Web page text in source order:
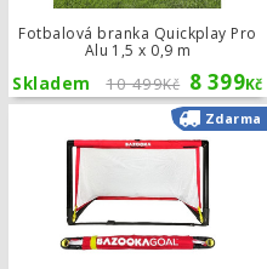
Fotbalová branka Quickplay Pro
Alu 1,5 x 0,9 m
10 499Kč 8 399Kč
Skladem
Zdarma